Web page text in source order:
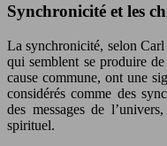
Synchronicité et les
La synchronicité, selon Carl
qui semblent se produire
cause commune, ont une
considérés comme des
des messages de
spirituel.